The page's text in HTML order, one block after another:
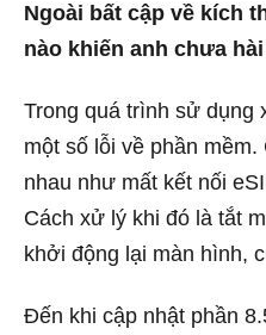
Ngoài bất cập về kích
nào khiến anh chưa
Trong quá trình sử dụng
một số lỗi về phần
nhau như mất kết nối
Cách xử lý khi đó là tắt
khởi động lại màn hình,
Đến khi cập nhật phần